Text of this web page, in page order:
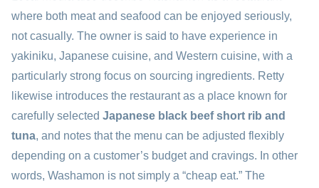
where both meat and seafood can be enjoyed seriously,
not casually. The owner is said to have experience in
yakiniku, Japanese cuisine, and Western cuisine, with a
particularly strong focus on sourcing ingredients. Retty
likewise introduces the restaurant as a place known for
carefully selected Japanese black beef short rib and
tuna, and notes that the menu can be adjusted flexibly
depending on a customer’s budget and cravings. In other
words, Washamon is not simply a “cheap eat.” The